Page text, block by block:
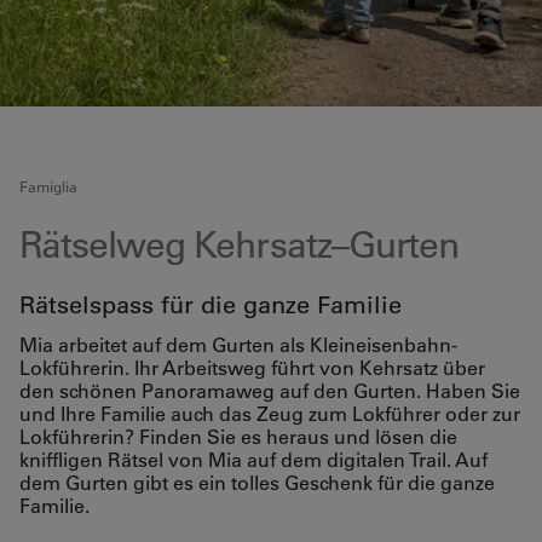
Famiglia
Rätselweg Kehrsatz–Gurten
Rätselspass für die ganze Familie
Mia arbeitet auf dem Gurten als Kleineisenbahn-
Lokführerin. Ihr Arbeitsweg führt von Kehrsatz über
den schönen Panoramaweg auf den Gurten. Haben Sie
und Ihre Familie auch das Zeug zum Lokführer oder zur
Lokführerin? Finden Sie es heraus und lösen die
kniffligen Rätsel von Mia auf dem digitalen Trail. Auf
dem Gurten gibt es ein tolles Geschenk für die ganze
Familie.